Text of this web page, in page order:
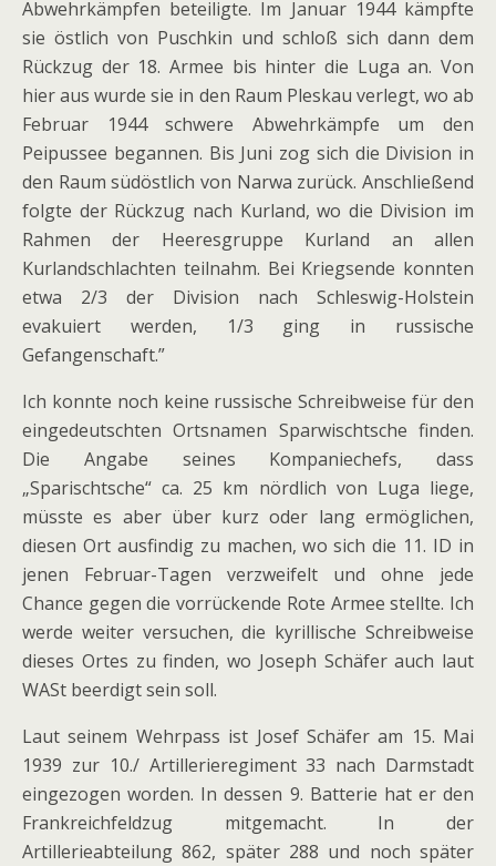
Abwehrkämpfen beteiligte. Im Januar 1944 kämpfte
sie östlich von Puschkin und schloß sich dann dem
Rückzug der 18. Armee bis hinter die Luga an. Von
hier aus wurde sie in den Raum Pleskau verlegt, wo ab
Februar 1944 schwere Abwehrkämpfe um den
Peipussee begannen. Bis Juni zog sich die Division in
den Raum südöstlich von Narwa zurück. Anschließend
folgte der Rückzug nach Kurland, wo die Division im
Rahmen der Heeresgruppe Kurland an allen
Kurlandschlachten teilnahm. Bei Kriegsende konnten
etwa 2/3 der Division nach Schleswig-Holstein
evakuiert werden, 1/3 ging in russische
Gefangenschaft.”
Ich konnte noch keine russische Schreibweise für den
eingedeutschten Ortsnamen Sparwischtsche finden.
Die Angabe seines Kompaniechefs, dass
„Sparischtsche“ ca. 25 km nördlich von Luga liege,
müsste es aber über kurz oder lang ermöglichen,
diesen Ort ausfindig zu machen, wo sich die 11. ID in
jenen Februar-Tagen verzweifelt und ohne jede
Chance gegen die vorrückende Rote Armee stellte. Ich
werde weiter versuchen, die kyrillische Schreibweise
dieses Ortes zu finden, wo Joseph Schäfer auch laut
WASt beerdigt sein soll.
Laut seinem Wehrpass ist Josef Schäfer am 15. Mai
1939 zur 10./ Artillerieregiment 33 nach Darmstadt
eingezogen worden. In dessen 9. Batterie hat er den
Frankreichfeldzug mitgemacht. In der
Artillerieabteilung 862, später 288 und noch später